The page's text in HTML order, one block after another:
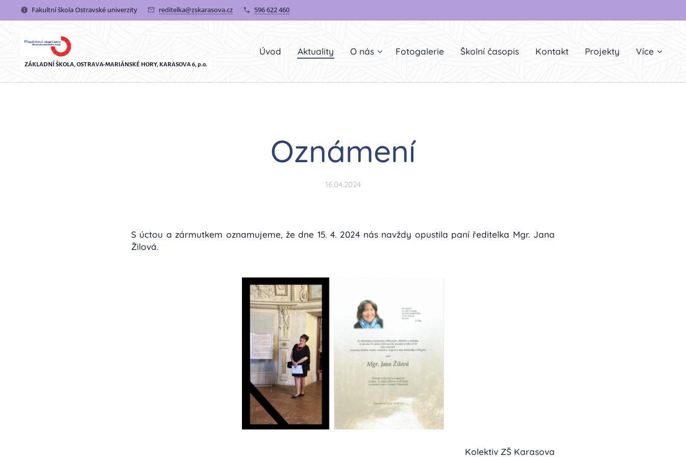
Fakultní škola Ostravské univerzity reditelka@zskarasova.cz 596 622 460
ZÁKLADNÍ ŠKOLA, OSTRAVA-MARIÁNSKÉ HORY, KARASOVA 6, p.o.
Úvod Aktuality O nás Fotogalerie Školní časopis Kontakt Projekty Více
Oznámení
16.04.2024
S úctou a zármutkem oznamujeme, že dne 15. 4. 2024 nás navždy opustila paní ředitelka Mgr. Jana
Žilová.
Kolektiv ZŠ Karasova